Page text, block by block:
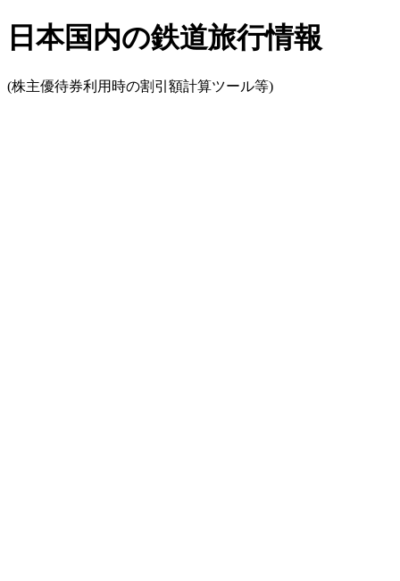
日本国内の鉄道旅行情報
(株主優待券利用時の割引額計算ツール等)